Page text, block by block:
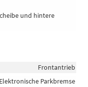
und hintere
Frontantrieb
Elektronische Parkbremse